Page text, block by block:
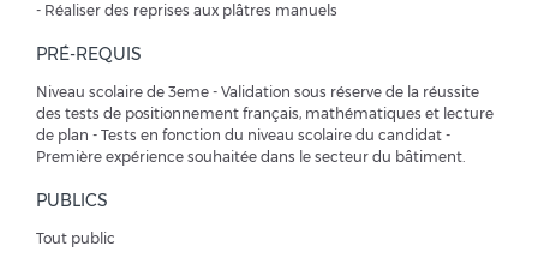
- Réaliser des reprises aux plâtres manuels
PRÉ-REQUIS
Niveau scolaire de 3eme - Validation sous réserve de la réussite
des tests de positionnement français, mathématiques et lecture
de plan - Tests en fonction du niveau scolaire du candidat -
Première expérience souhaitée dans le secteur du bâtiment.
PUBLICS
Tout public